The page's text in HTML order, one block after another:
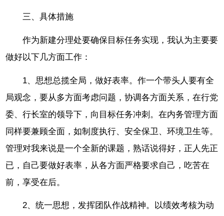
三、具体措施
作为新建分理处要确保目标任务实现，我认为主要要
做好以下几方面工作：
1、思想总揽全局，做好表率。作一个带头人要有全
局观念，要从多方面考虑问题，协调各方面关系，在行党
委、行长室的领导下，向目标任务冲刺。在内务管理方面
同样要兼顾全面，如制度执行、安全保卫、环境卫生等。
管理对我来说是一个全新的课题，熟话说得好，正人先正
已，自己要做好表率，从各方面严格要求自己，吃苦在
前，享受在后。
2、统一思想，发挥团队作战精神。以绩效考核为动